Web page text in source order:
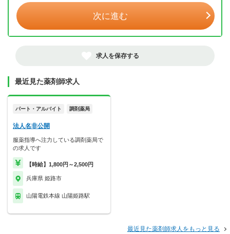
次に進む
求人を保存する
最近見た薬剤師求人
パート・アルバイト 調剤薬局
法人名非公開
服薬指導へ注力している調剤薬局で
の求人です
【時給】1,800円～2,500円
兵庫県 姫路市
山陽電鉄本線 山陽姫路駅
最近見た薬剤師求人をもっと見る